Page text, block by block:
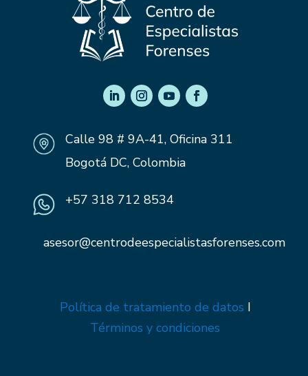
Calle 98 # 9A-41, Oficina 311
Bogotá DC, Colombia
+57 318 712 8534
asesor@centrodeespecialistasforenses.com
Política de tratamiento de datos I
Términos y condiciones